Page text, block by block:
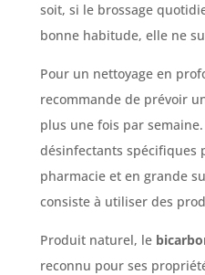
soit, si le brossage
bonne habitude, elle ne
Pour un nettoyage en
recommande de prévoir
plus une fois par
désinfectants spécifiques
pharmacie et en grande
consiste à utiliser des
Produit naturel, le
reconnu pour ses